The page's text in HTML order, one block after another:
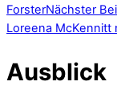
ForsterNächster
Loreena McKennitt
Ausblick